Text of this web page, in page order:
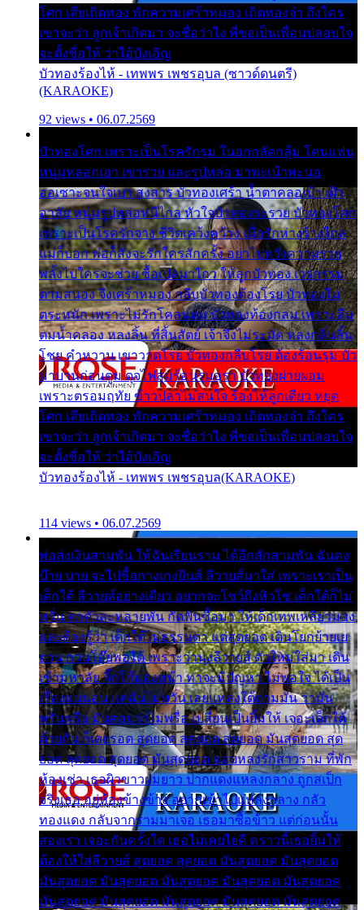
โศก เสียเถิดทอง พักความเศร้าหมอง เถิดทองจ๋า ถึงใคร
เขาจะว่า ลูกเจ้าเกิดมา จะชื่อว่าไง พี่ขอเป็นเพื่อนปลอบใจ
จะตั้งชื่อให้ ว่าไอ้บังเอิญ
บัวทองร้องไห้ - เทพพร เพชรอุบล (ซาวด์ดนตรี)
(KARAOKE)
92 views • 06.07.2569
บัวทองโศก เพราะเป็นโรครักรุม ในอกกลัดกลุ้ม โดนแฟน
หนุ่มหลอกเอา เขารวย และรูปหล่อ มาพะเน้าพะนอ
ออเซาะจนใจเบา สงสาร บัวทองเศร้า น้ำตาคลอเบ้า เฝ้า
อาลัย หนุ่มรูปหล่อหนีไกล หัวใจบัวทองระรวย บัวทองโศก
เพราะเป็นโรครักจาง ชีวิตเคว้งคว้าง เมื่อรักห่างร้างไกล
แม่ก็บอก พ่อก็สั่งจะรักใครสักครั้ง อย่าไปหวังความรวย
พลั้งไปใครจะช่วย ซื้อเปลมาไกว ให้ลูกบัวทอง เวรกรรม
ตามสนอง จึงเศร้าหมอง กลีบบัวทองต้องโรย บัวทองไม่
ตระหนัก เพราะไม่รักโคลนตม บัวทองท้องกลม เพราะลืม
ตมน้ำคลอง หลงลิ้น ที่สิ้นสัตย์ เจ้าจึงไม่ระมัด หลงกลิ่นลิ้น
โชย คำหวาน เขาวาดโรย บัวทองกลีบโรย ต้องร้อนรุม บัว
มาบานก่อนตูม ดุจไฟสุมร้อนรุมอุรา บัวทองผ่ายผอม
เพราะตรอมฤทัย ข้าวปลาไม่สนใจ ร้องไห้ลูกเดียว หยุด
โศก เสียเถิดทอง พักความเศร้าหมอง เถิดทองจ๋า ถึงใคร
เขาจะว่า ลูกเจ้าเกิดมา จะชื่อว่าไง พี่ขอเป็นเพื่อนปลอบใจ
จะตั้งชื่อให้ ว่าไอ้บังเอิญ
บัวทองร้องไห้ - เทพพร เพชรอุบล(KARAOKE)
114 views • 06.07.2569
พ่อส่งเงินสามพัน ให้ฉันเรียนราม ได้อีกสักสามพัน ฉันคง
บ๊าย บาย จะไปซื้อกางเกงยีนส์ ลีวายส์มาใส่ เพราะเราเป็น
เด็กใต้ ลีวายส์อย่างเดียว อยากจะโชว์ถึงหิวโซ เด็กใต้ก็ไม่
หวั่น ตกตัวละหลายพัน กัดฟันซื้อมา ให้เด็กเทพเหลียวมอง
และต้องรู้ว่า เด็กใต้ไม่ธรรมดา แต่สุดยอด เดินโยกย้ายเย
ยวน กวนโอ๊ยพอได้ เพราะว่านุ่งลีวายส์ ตัวใหม่ใส่มา เดิน
เข้ามหาลัย จิ๊กโก๊มองหน้า ท่าจะมีปัญหา ไม่พอใจ ได้เป็น
เรื่องแน่นอน แต่ฉันไม่หวั่น เลยแหลงใต้ถามมัน ว่ามัน
พรั่นพรือ มันตอบว่าไม่พรื่อ เปลี่ยนเป็นยิ้มให้ เจอะเด็กใต้
ด้วยกัน ก็เลยรอด สุดยอด สุดยอด สุดยอด มันสุดยอด สุด
ยอด สุดยอด สุดยอด มันสุดยอด แอบหลงรักสาวราม ที่พัก
ห้องเช่า เธอผิวขาวผมยาว ปากแดงแหลงกลาง ถูกสเป็ก
จริงเธอ อยู่ห้องข้างข้าง อยากเข้าไปแหลงกลาง กลัว
ทองแดง กลับจากรามมาเจอ เธอมาซื้อข้าว แต่ก่อนนั้น
สองเรา เจอะกันครั้งใด เธอไม่เคยไยดี คราวนี้เธอยิ้มให้
ต้องให้ใส่ลีวายส์ สุดยอด สุดยอด มันสุดยอด มันสุดยอด
มันสุดยอด มันสุดยอด มันสุดยอด มันสุดยอด มันสุดยอด
มันสุดยอด มันสุดยอด มันสุดยอด มันสุดยอด มันสุดยอด